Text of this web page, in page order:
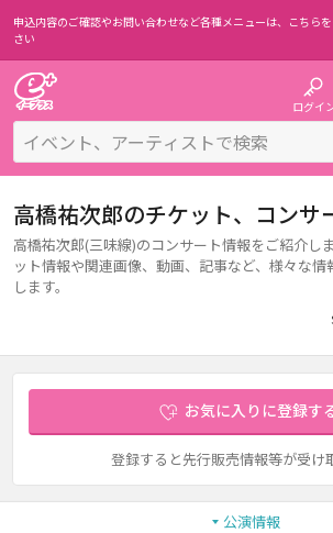
申込内容のご確認やお問い合わせなど各種メニューは、 こちら
さい
ログイ
高橋祐次郎のチケット、コンサ
高橋祐次郎(三味線)のコンサート情報をご紹介し
ット情報や関連画像、動画、記事など、様々な
します。
お気に入りに登録す
登録すると先行販売情報等が受け
公演情報